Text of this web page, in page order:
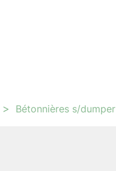
Bétonnières s/dumper